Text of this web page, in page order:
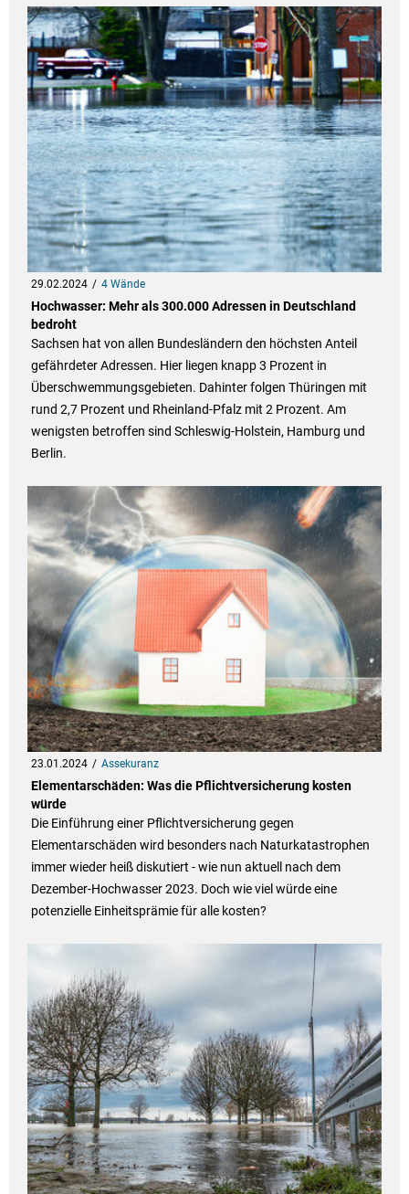
29.02.2024 4 Wände
Hochwasser: Mehr als 300.000 Adressen in Deutschland
bedroht
Sachsen hat von allen Bundesländern den höchsten Anteil
gefährdeter Adressen. Hier liegen knapp 3 Prozent in
Überschwemmungsgebieten. Dahinter folgen Thüringen mit
rund 2,7 Prozent und Rheinland-Pfalz mit 2 Prozent. Am
wenigsten betroffen sind Schleswig-Holstein, Hamburg und
Berlin.
23.01.2024 Assekuranz
Elementarschäden: Was die Pflichtversicherung kosten
würde
Die Einführung einer Pflichtversicherung gegen
Elementarschäden wird besonders nach Naturkatastrophen
immer wieder heiß diskutiert - wie nun aktuell nach dem
Dezember-Hochwasser 2023. Doch wie viel würde eine
potenzielle Einheitsprämie für alle kosten?